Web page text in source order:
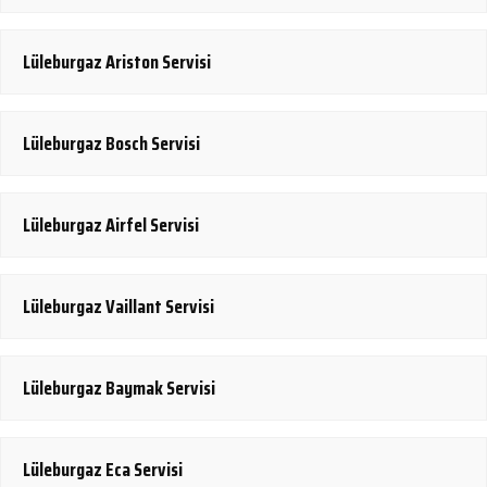
Lüleburgaz Ariston Servisi
Lüleburgaz Bosch Servisi
Lüleburgaz Airfel Servisi
Lüleburgaz Vaillant Servisi
Lüleburgaz Baymak Servisi
Lüleburgaz Eca Servisi